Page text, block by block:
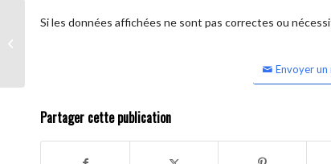
Si les données affichées ne sont pas correctes ou
Envoyer
Partager cette publication